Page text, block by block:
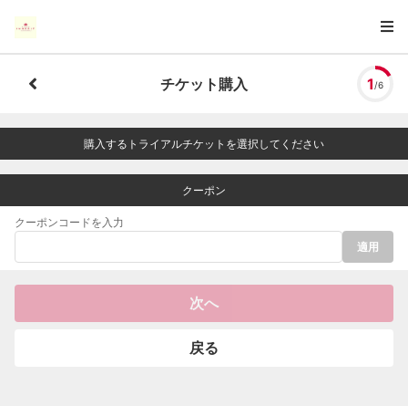
チケット購入 1 /6
購入するトライアルチケットを選択してください
クーポン
クーポンコードを入力
適用
次へ
戻る